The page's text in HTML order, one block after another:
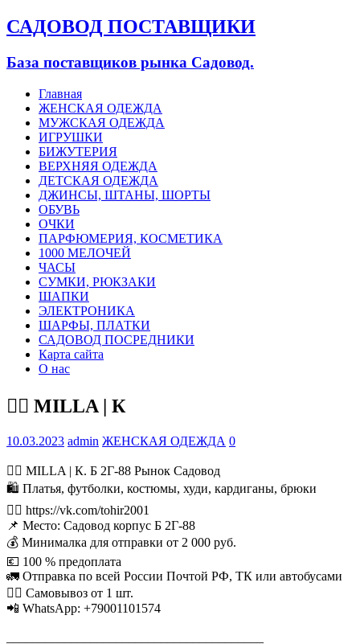
САДОВОД ПОСТАВЩИКИ
База поставщиков рынка Садовод.
Главная
ЖЕНСКАЯ ОДЕЖДА
МУЖСКАЯ ОДЕЖДА
ИГРУШКИ
БИЖУТЕРИЯ
ВЕРХНЯЯ ОДЕЖДА
ДЕТСКАЯ ОДЕЖДА
ДЖИНСЫ, ШТАНЫ, ШОРТЫ
ОБУВЬ
ОЧКИ
ПАРФЮМЕРИЯ, КОСМЕТИКА
1000 МЕЛОЧЕЙ
ЧАСЫ
СУМКИ, РЮКЗАКИ
ШАПКИ
ЭЛЕКТРОНИКА
ШАРФЫ, ПЛАТКИ
САДОВОД ПОСРЕДНИКИ
Карта сайта
О нас
💁‍♂ MILLA | К
10.03.2023 admin ЖЕНСКАЯ ОДЕЖДА 0
💁‍♂ MILLA | К. Б 2Г-88 Рынок Садовод
🛍 Платья, футболки, костюмы, худи, кардиганы, брюки
👉🏻 https://vk.com/tohir2001
📌 Место: Садовод корпус Б 2Г-88
💰 Минималка для отправки от 2 000 руб.
💶 100 % предоплата
🚛 Отправка по всей России Почтой РФ, ТК или автобусами
🚶‍♀ Самовывоз от 1 шт.
📲 WhatsApp: +79001101574